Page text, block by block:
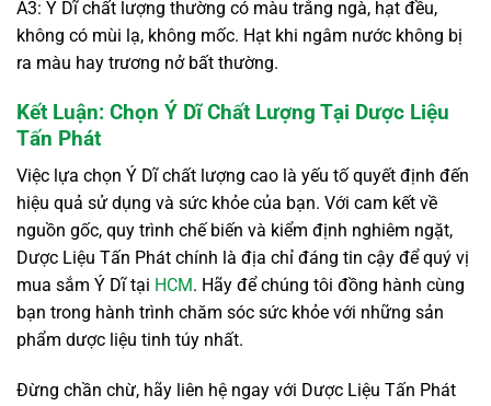
A3: Ý Dĩ chất lượng thường có màu trắng ngà, hạt đều,
không có mùi lạ, không mốc. Hạt khi ngâm nước không bị
ra màu hay trương nở bất thường.
Kết Luận: Chọn Ý Dĩ Chất Lượng Tại Dược Liệu
Tấn Phát
Việc lựa chọn Ý Dĩ chất lượng cao là yếu tố quyết định đến
hiệu quả sử dụng và sức khỏe của bạn. Với cam kết về
nguồn gốc, quy trình chế biến và kiểm định nghiêm ngặt,
Dược Liệu Tấn Phát chính là địa chỉ đáng tin cậy để quý vị
mua sắm Ý Dĩ tại HCM. Hãy để chúng tôi đồng hành cùng
bạn trong hành trình chăm sóc sức khỏe với những sản
phẩm dược liệu tinh túy nhất.
Đừng chần chừ, hãy liên hệ ngay với Dược Liệu Tấn Phát